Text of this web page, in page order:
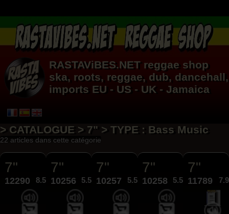
RASTAViBES.NET reggae shop
ska, roots, reggae, dub, dancehall,
imports EU - US - UK - Jamaica
> CATALOGUE > 7" > TYPE : Bass Music
22 articles dans cette catégorie
7"
12290 8.50€
7"
10256 5.50€
7"
10257 5.50€
7"
10258 5.50€
7"
11789